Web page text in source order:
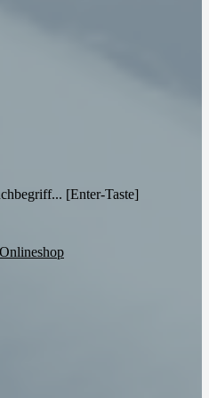
[Enter-Taste]